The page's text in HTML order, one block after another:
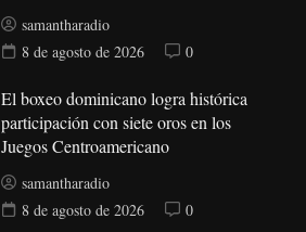
samantharadio
8 de agosto de 2026
0
El boxeo dominicano logra histórica
participación con siete oros en los
Juegos Centroamericano
samantharadio
8 de agosto de 2026
0